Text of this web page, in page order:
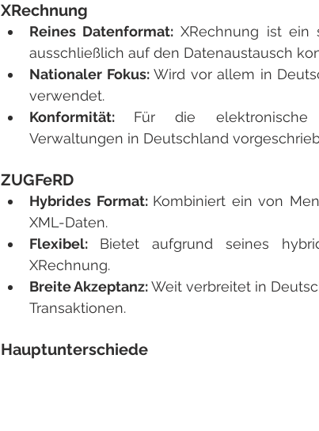
XRechnung
Reines Datenformat: XRechnung ist ein
ausschließlich auf den Datenaustausch
Nationaler Fokus: Wird vor allem in
verwendet.
Konformität: Für die elektronische
Verwaltungen in Deutschland
ZUGFeRD
Hybrides Format: Kombiniert ein von
XML-Daten.
Flexibel: Bietet aufgrund seines
XRechnung.
Breite Akzeptanz: Weit verbreitet in
Transaktionen.
Hauptunterschiede